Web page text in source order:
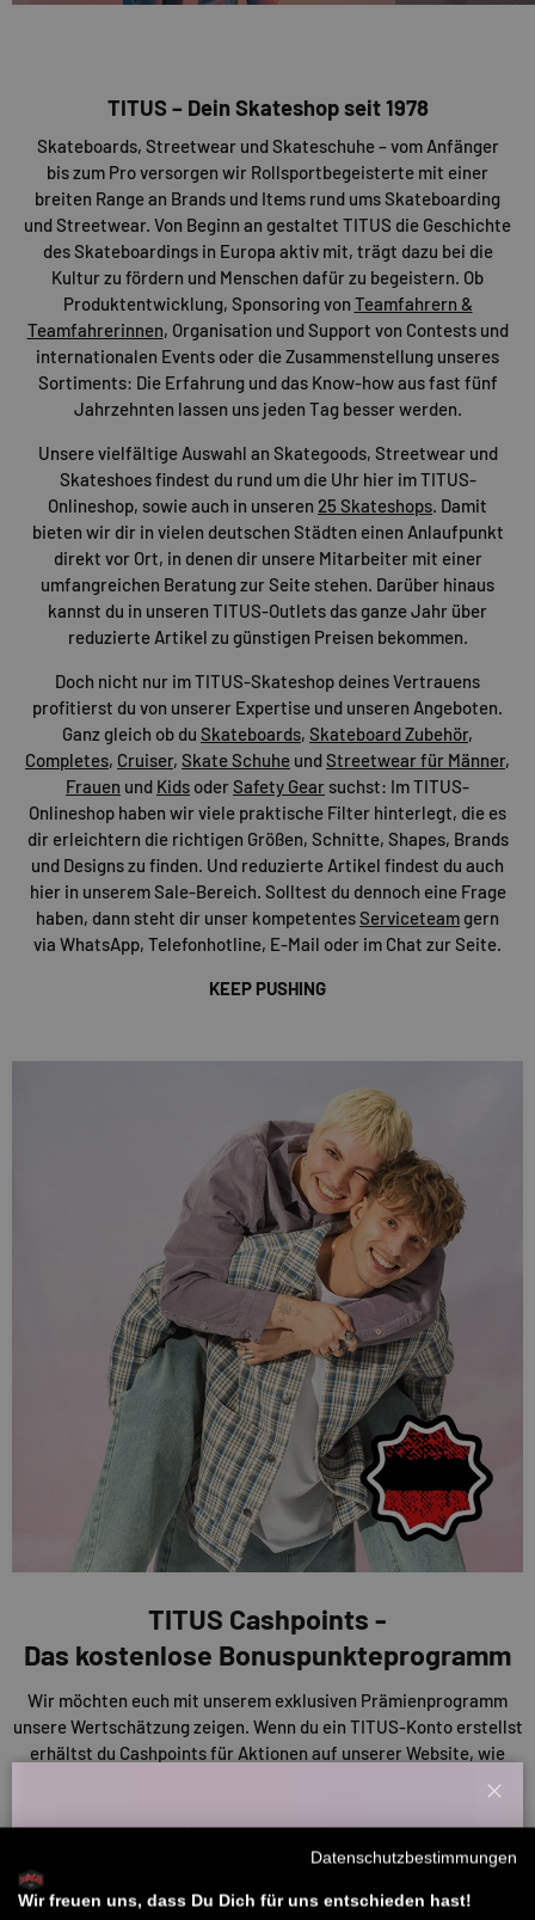
TITUS – Dein Skateshop seit 1978
Skateboards, Streetwear und Skateschuhe – vom Anfänger
bis zum Pro versorgen wir Rollsportbegeisterte mit einer
breiten Range an Brands und Items rund ums Skateboarding
und Streetwear. Von Beginn an gestaltet TITUS die Geschichte
des Skateboardings in Europa aktiv mit, trägt dazu bei die
Kultur zu fördern und Menschen dafür zu begeistern. Ob
Produktentwicklung, Sponsoring von Teamfahrern &
Teamfahrerinnen, Organisation und Support von Contests und
internationalen Events oder die Zusammenstellung unseres
Sortiments: Die Erfahrung und das Know-how aus fast fünf
Jahrzehnten lassen uns jeden Tag besser werden.
Unsere vielfältige Auswahl an Skategoods, Streetwear und
Skateshoes findest du rund um die Uhr hier im TITUS-
Onlineshop, sowie auch in unseren 25 Skateshops. Damit
bieten wir dir in vielen deutschen Städten einen Anlaufpunkt
direkt vor Ort, in denen dir unsere Mitarbeiter mit einer
umfangreichen Beratung zur Seite stehen. Darüber hinaus
kannst du in unseren TITUS-Outlets das ganze Jahr über
reduzierte Artikel zu günstigen Preisen bekommen.
Doch nicht nur im TITUS-Skateshop deines Vertrauens
profitierst du von unserer Expertise und unseren Angeboten.
Ganz gleich ob du Skateboards, Skateboard Zubehör,
Completes, Cruiser, Skate Schuhe undStreetwear für Männer,
Frauen und Kids oderSafety Gear suchst: Im TITUS-
Onlineshop haben wir viele praktische Filter hinterlegt, die es
dir erleichtern die richtigen Größen, Schnitte, Shapes, Brands
und Designs zu finden. Und reduzierte Artikel findest du auch
hier in unserem Sale-Bereich. Solltest du dennoch eine Frage
haben, dann steht dir unser kompetentesServiceteamgern
via WhatsApp, Telefonhotline, E-Mail oder im Chat zur Seite.
KEEP PUSHING
TITUS Cashpoints -
Das kostenlose Bonuspunkteprogramm
Wir möchten euch mit unserem exklusiven Prämienprogramm
unsere Wertschätzung zeigen. Wenn du ein TITUS-Konto erstellst
erhältst du Cashpoints für Aktionen auf unserer Website, wie
mehr du also sammelst, desto mehr sparst du!
ENTDECKE UNSERE CASHPOINTS
Willkommensbonus
Willkommens-Rabattcode direkt per Mail zugeschickt.
Datenschutzbestimmungen
Wir freuen uns, dass Du Dich für uns entschieden hast!